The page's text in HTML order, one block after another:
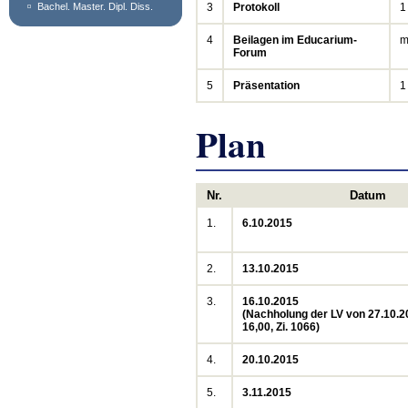
Bachel. Master. Dipl. Diss.
3 Protokoll 1
4
Beilagen im Educarium-
Forum
5 Präsentation 1
Plan
Nr. Datum
1. 6.10.2015
2. 13.10.2015
3.
16.10.2015
(Nachholung der LV von
16,00, Zi. 1066)
4. 20.10.2015
5. 3.11.2015